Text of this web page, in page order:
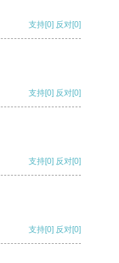
支持[0] 反对[0]
支持[0] 反对[0]
支持[0] 反对[0]
支持[0] 反对[0]